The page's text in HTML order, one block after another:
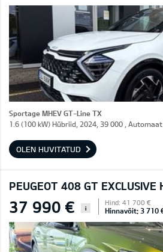
Sportage MHEV GT-Line TX
1.6 (100 kW) Hübriid, 2024, 39 000 ,
OLEN HUVITATUD
PEUGEOT 408 GT EXCLUSIVE
37 990 € i
Hind: 41 700 €
Hinnavõit: 3 710